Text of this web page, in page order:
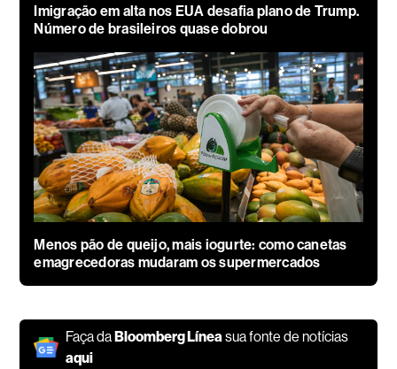
Imigração em alta nos EUA desafia plano de Trump.
Número de brasileiros quase dobrou
Menos pão de queijo, mais iogurte: como canetas
emagrecedoras mudaram os supermercados
Faça daBloomberg Línea sua fonte de notícias
aqui